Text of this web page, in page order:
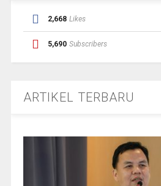
2,668 Likes
5,690 Subscribers
ARTIKEL TERBARU